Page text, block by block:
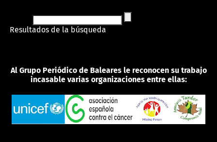
Resultados de la búsqueda
Al Grupo Periódico de Baleares le reconocen su trabajo
incasable varias organizaciones entre ellas: